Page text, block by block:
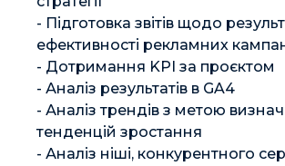
- Підготовка звітів щодо
ефективності рекламних
- Дотримання KPI за проєктом
- Аналіз результатів в GA4
- Аналіз трендів з метою
тенденцій зростання
- Аналіз ніші, конкурентного